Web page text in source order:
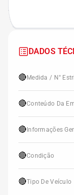
DADOS
🔴 Medida / N°
🔴Conteúdo Da
🔴 Informações
🔴Condição
🔴Tipo De Veículo